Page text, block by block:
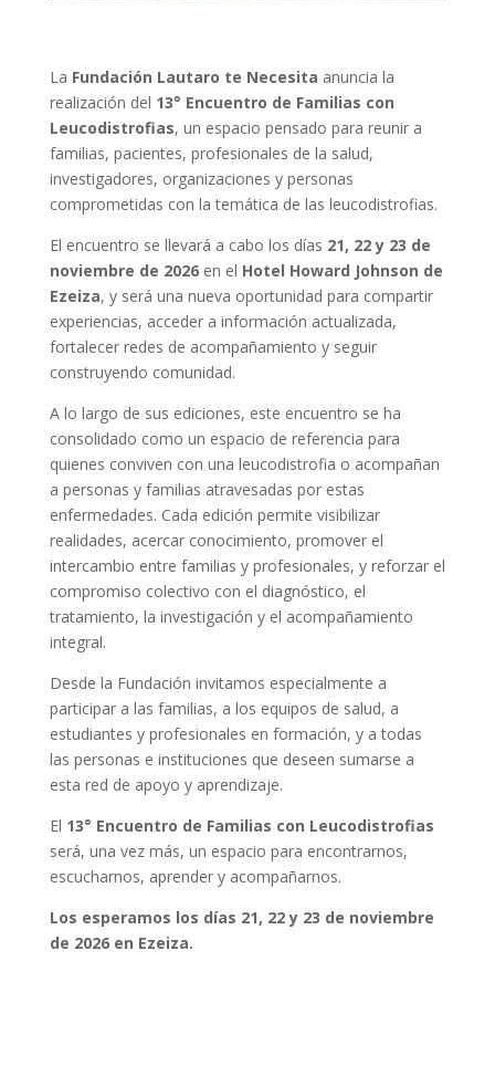
La Fundación Lautaro te Necesita anuncia la
realización del 13° Encuentro de Familias con
Leucodistrofias, un espacio pensado para reunir a
familias, pacientes, profesionales de la salud,
investigadores, organizaciones y personas
comprometidas con la temática de las leucodistrofias.
El encuentro se llevará a cabo los días 21, 22 y 23 de
noviembre de 2026en el Hotel Howard Johnson de
Ezeiza, y será una nueva oportunidad para compartir
experiencias, acceder a información actualizada,
fortalecer redes de acompañamiento y seguir
construyendo comunidad.
A lo largo de sus ediciones, este encuentro se ha
consolidado como un espacio de referencia para
quienes conviven con una leucodistrofia o acompañan
a personas y familias atravesadas por estas
enfermedades. Cada edición permite visibilizar
realidades, acercar conocimiento, promover el
intercambio entre familias y profesionales, y reforzar el
compromiso colectivo con el diagnóstico, el
tratamiento, la investigación y el acompañamiento
integral.
Desde la Fundación invitamos especialmente a
participar a las familias, a los equipos de salud, a
estudiantes y profesionales en formación, y a todas
las personas e instituciones que deseen sumarse a
esta red de apoyo y aprendizaje.
El 13° Encuentro de Familias con Leucodistrofias
será, una vez más, un espacio para encontrarnos,
escucharnos, aprender y acompañarnos.
Los esperamos los días 21, 22 y 23 de noviembre
de 2026 en Ezeiza.